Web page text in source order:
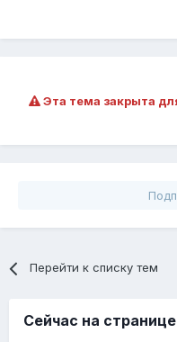
Эта тема закрыта
Перейти к списку тем
Сейчас на странице